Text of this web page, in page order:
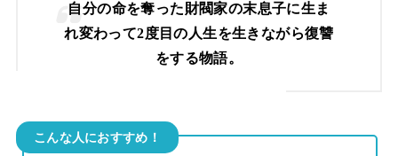
自分の命を奪った財閥家の末息子に生ま
れ変わって2度目の人生を生きながら復讐
をする物語。
こんな人におすすめ！